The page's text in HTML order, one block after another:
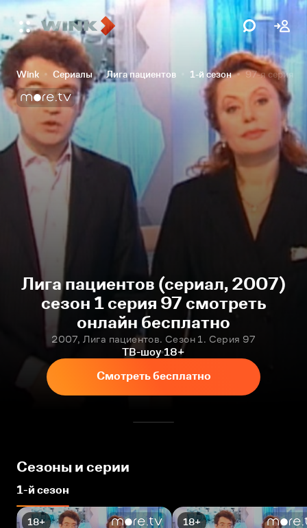
Wink Сериалы Лига пациентов 1-й сезон 97-я серия
Лига пациентов (сериал, 2007)
сезон 1 серия 97 смотреть
онлайн бесплатно
2007, Лига пациентов. Сезон 1. Серия 97
ТВ-шоу 18+
Смотреть бесплатно
Сезоны и серии
1-й сезон
18+ 18+